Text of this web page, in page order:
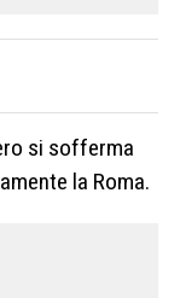
si sofferma
la Roma.